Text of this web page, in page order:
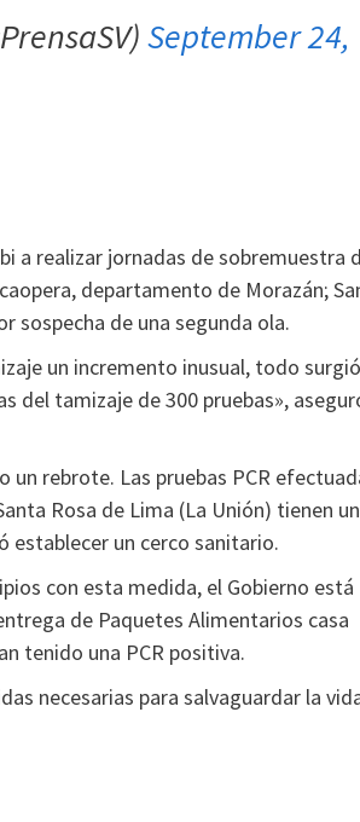
September 24,
a realizar jornadas de sobremuestra
departamento de Morazán;
sospecha de una segunda ola.
un incremento inusual, todo surgió
del tamizaje de 300 pruebas»,
rebrote. Las pruebas PCR
Rosa de Lima (La Unión) tienen un
establecer un cerco sanitario.
con esta medida, el Gobierno está
de Paquetes Alimentarios casa
tenido una PCR positiva.
necesarias para salvaguardar la